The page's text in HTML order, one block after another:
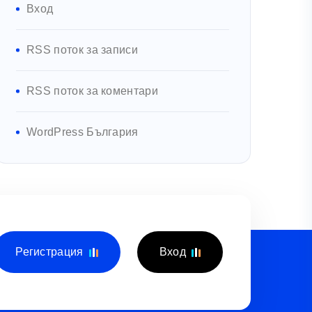
Вход
RSS поток за записи
RSS поток за коментари
WordPress България
Регистрация Вход